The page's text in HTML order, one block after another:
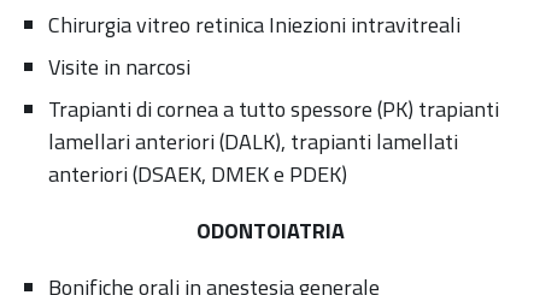
Chirurgia vitreo retinica Iniezioni intravitreali
Visite in narcosi
Trapianti di cornea a tutto spessore (PK) trapianti
lamellari anteriori (DALK), trapianti lamellati
anteriori (DSAEK, DMEK e PDEK)
ODONTOIATRIA
Bonifiche orali in anestesia generale